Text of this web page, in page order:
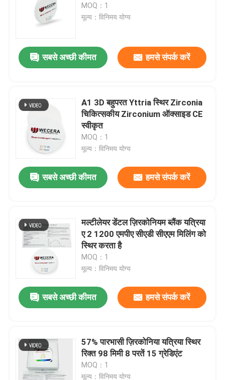
MOQ：1
मूल्य：विनिमय योग्य
सबसे अच्छी कीमत हमसे संपर्क करें
A1 3D बहुपरत Yttria स्थिर Zirconia
चिकित्सकीय Zirconium ऑक्साइड CE
स्वीकृत
MOQ：1
मूल्य：विनिमय योग्य
सबसे अच्छी कीमत हमसे संपर्क करें
मल्टीलेयर डेंटल ज़िरकोनियम ब्लैंक यत्रिया
ए 2 1200 एमपीए सीएडी सीएएम मिलिंग को
स्थिर करता है
MOQ：1
मूल्य：विनिमय योग्य
सबसे अच्छी कीमत हमसे संपर्क करें
57% पारभासी ज़िरकोनिया यत्रिया स्थिर
रिक्त 98 मिमी 8 परतें 15 ग्रेडिएंट
MOQ：1
मूल्य：विनिमय योग्य